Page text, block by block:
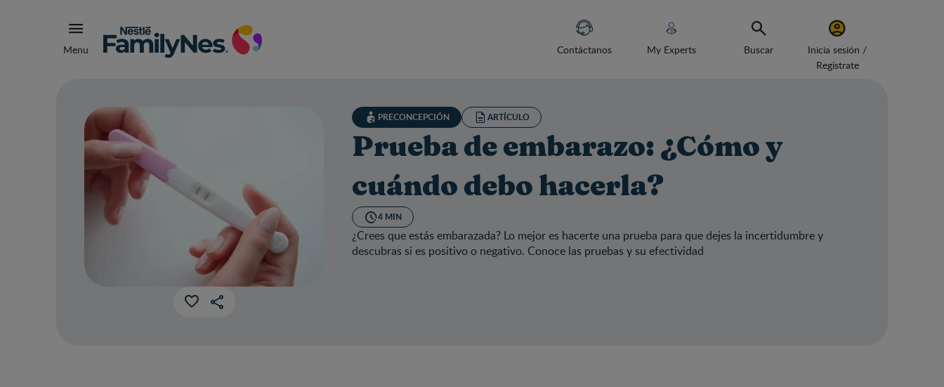
Menu Contáctanos My Experts Buscar
Inicia sesión /
Regístrate
PRECONCEPCIÓN ARTÍCULO
Prueba de embarazo: ¿Cómo y
cuándo debo hacerla?
4 MIN
¿Crees que estás embarazada? Lo mejor es hacerte una prueba para que dejes la incertidumbre y
descubras si es positivo o negativo. Conoce las pruebas y su efectividad